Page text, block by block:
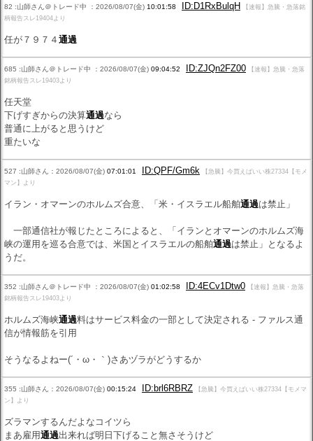
82 :山師さん＠トレード中 ：2026/08/07(金) 10:01:58 ID:D1RxBulqH
【速報】急騰・急落銘
柄報告スレ19404より
任が７９７４ 通過
685 :山師さん＠トレード中 ：2026/08/07(金) 09:04:52 ID:ZJQn2FZ00
【速報】急騰・急落
銘柄報告スレ19403より
任天堂
下げすぎからの決算通過なら
普通に上がると思うけど
重たいな
527 :山師さん：2026/08/07(金) 07:01:01 ID:QPF/Gm6k
【急騰】今買えばいい株27334【モメ
マン】より
イラン・オマーンのホルムズ合意、「米・イスラエル船舶通過は禁止」
一部通信社が報じたところによると、「イランとオマーンのホルムズ海
峡の運用を巡る合意では、米国とイスラエルの船舶通過は禁止」となるよ
うだ。
352 :山師さん＠トレード中 ：2026/08/07(金) 01:02:58 ID:4ECv1Dtw0
【速報】急騰・急落
銘柄報告スレ19403より
ホルムズ海峡通過料はサービス料金の一部として決定される - ファルス通
信が情報筋を引用
そうなるよねー(´・ω・｀)さあヅラがどうするか
355 :山師さん：2026/08/07(金) 00:15:24 ID:brl6RBRZ
【急騰】今買えばいい株27334【モメマ
ン】より
ズラマンするんだよなコイツら
まあ雇用通過出来れば明日下げること無さそうけど